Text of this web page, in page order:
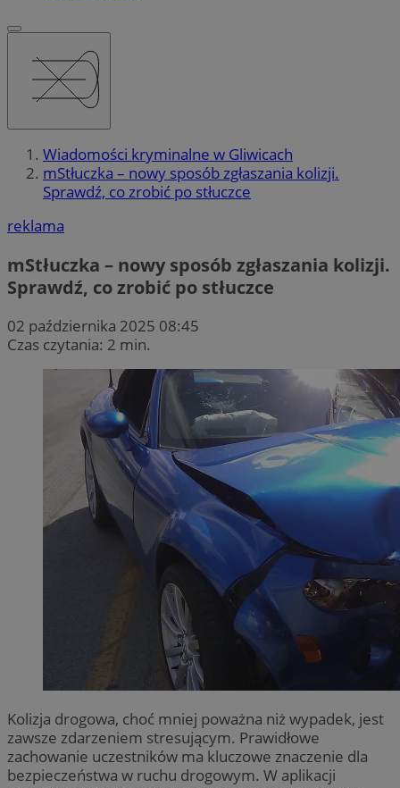
Wiadomości kryminalne w Gliwicach
mStłuczka – nowy sposób zgłaszania kolizji.
Sprawdź, co zrobić po stłuczce
reklama
mStłuczka – nowy sposób zgłaszania kolizji.
Sprawdź, co zrobić po stłuczce
02 października 2025 08:45
Czas czytania: 2 min.
Kolizja drogowa, choć mniej poważna niż wypadek, jest
zawsze zdarzeniem stresującym. Prawidłowe
zachowanie uczestników ma kluczowe znaczenie dla
bezpieczeństwa w ruchu drogowym. W aplikacji